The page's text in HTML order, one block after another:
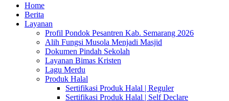
Home
Berita
Layanan
Profil Pondok Pesantren Kab. Semarang 2026
Alih Fungsi Musola Menjadi Masjid
Dokumen Pindah Sekolah
Layanan Bimas Kristen
Lagu Merdu
Produk Halal
Sertifikasi Produk Halal | Reguler
Sertifikasi Produk Halal | Self Declare